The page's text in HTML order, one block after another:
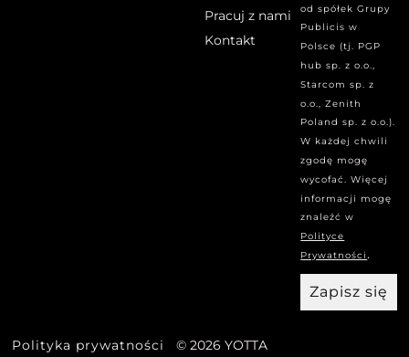
Pracuj z nami
Kontakt
od spółek Grupy
Publicis w
Polsce (tj. PGP
hub sp. z o.o.,
Starcom sp. z
o.o., Zenith
Poland sp. z o.o.).
W każdej chwili
zgodę mogę
wycofać. Więcej
informacji mogę
znaleźć w
Polityce
Prywatności.
Zapisz się
Polityka prywatności © 2026 YOTTA